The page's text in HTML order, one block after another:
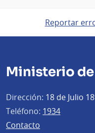
Reportar
Ministerio
Dirección: 18 de Julio
Teléfono: 1934
Contacto